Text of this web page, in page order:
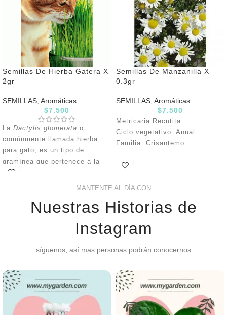
Semillas De Hierba Gatera X
2gr
SEMILLAS Aromáticas
$7.500
La Dactylis glomerata o
comúnmente llamada hierba
para gato, es un tipo de
gramínea que pertenece a la
familia Poaceae. Es rica en
oxígeno, nutrientes, proteínas,
uno de los alimentos y
de mayor consumo; y no es
planta en casa le puede traer
No. de semillas aproximadas x
gramo: 24
Semillas De Manzanilla X
0.3gr
SEMILLAS Aromáticas
$7.500
Metricaria Recutita
Ciclo vegetativo: Anual
Familia: Crisantemo
MANTENTE AL DÍA CON
Nuestras Historias de
Instagram
síguenos, así mas personas podrán conocernos